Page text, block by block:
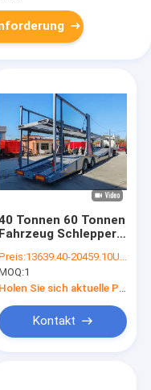
Tonnen 60 Tonnen
Fahrzeug Schlepper
Transport
Fahrzeugträger
Halblastwagen
13639.40-20459.10USD/Unit
1
Kontakt